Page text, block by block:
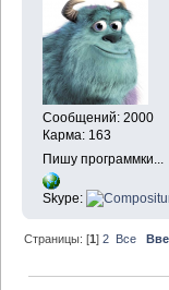
Сообщений: 2000
Карма: 163
Пишу программки...
Skype:
Страницы: [1]2 Все